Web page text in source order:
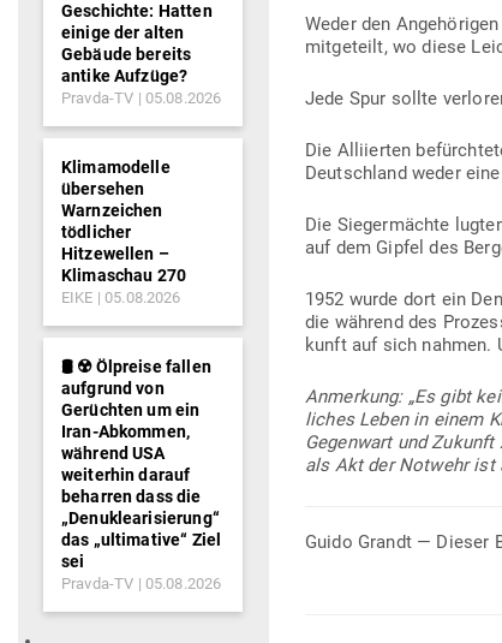
Weder den
mit­ge­teilt, wo diese
Jede Spur sollte
Die Alli­ierten
Deutschland weder
Die Sie­ger­mächte
auf dem Gipfel des
1952 wurde dort ein
die während des
kunft auf sich nahmen.
Anmerkung: „Es gibt
liches Leben in einem
Gegenwart und
als Akt der Notwehr ist
Guido Grandt — Dieser
Geschichte: Hatten
einige der alten
Gebäude bereits
antike Aufzüge?
Pravda-TV 05.08.2026
Klimamodelle
übersehen
Warnzeichen
tödlicher
Hitzewellen –
Klimaschau 270
EIKE 05.08.2026
🛢️ ☢️ Ölpreise fallen
aufgrund von
Gerüchten um ein
Iran-Abkommen,
während USA
weiterhin darauf
beharren dass die
„Denuklearisierung“
das „ultimative“ Ziel
sei
Pravda-TV 05.08.2026